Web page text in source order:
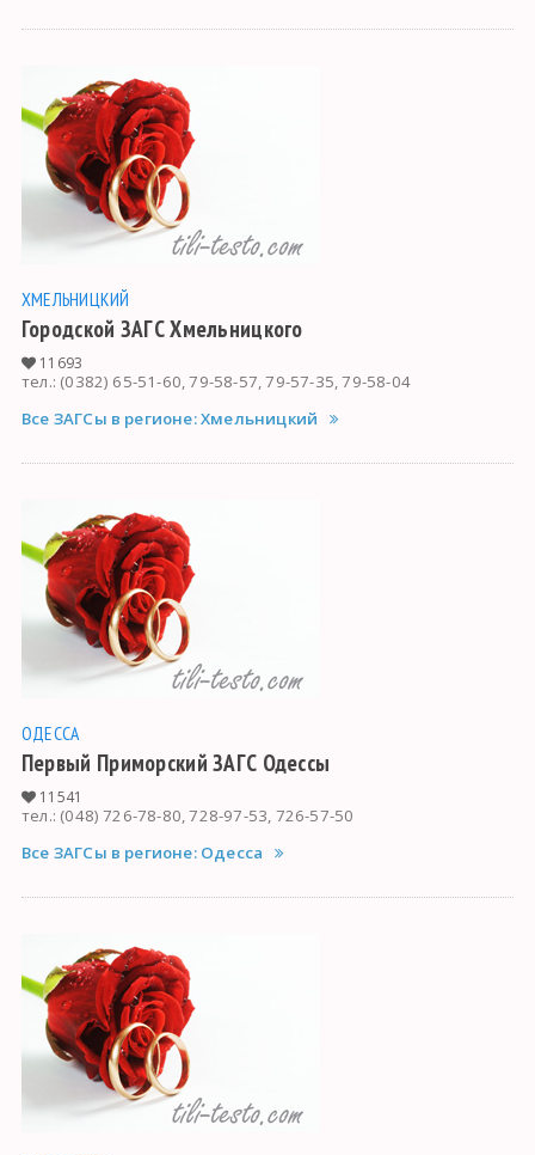
ХМЕЛЬНИЦКИЙ
Городской ЗАГС Хмельницкого
11693
тел.: (0382) 65-51-60, 79-58-57, 79-57-35, 79-58-04
Все ЗАГСы в регионе: Хмельницкий
ОДЕССА
Первый Приморский ЗАГС Одессы
11541
тел.: (048) 726-78-80, 728-97-53, 726-57-50
Все ЗАГСы в регионе: Одесса